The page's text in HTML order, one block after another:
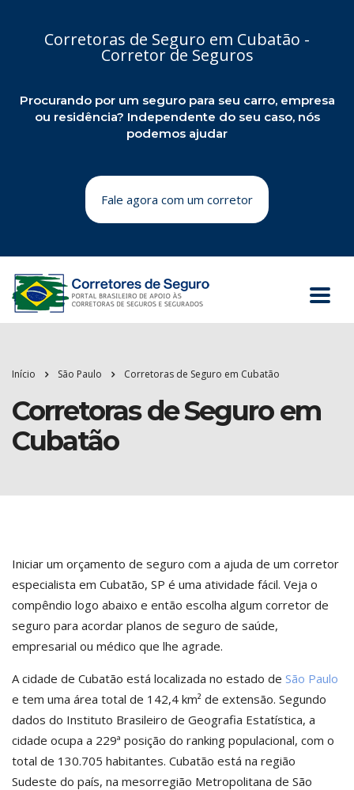
Corretoras de Seguro em Cubatão -
Corretor de Seguros
Procurando por um seguro para seu carro, empresa
ou residência? Independente do seu caso, nós
podemos ajudar
Fale agora com um corretor
Início São Paulo Corretoras de Seguro em Cubatão
Corretoras de Seguro em
Cubatão
Iniciar um orçamento de seguro com a ajuda de um corretor
especialista em Cubatão, SP é uma atividade fácil. Veja o
compêndio logo abaixo e então escolha algum corretor de
seguro para acordar planos de seguro de saúde,
empresarial ou médico que lhe agrade.
A cidade de Cubatão está localizada no estado de São Paulo
e tem uma área total de 142,4 km² de extensão. Segundo
dados do Instituto Brasileiro de Geografia Estatística, a
cidade ocupa a 229ª posição do ranking populacional, com o
total de 130.705 habitantes. Cubatão está na região
Sudeste do país, na mesorregião Metropolitana de São